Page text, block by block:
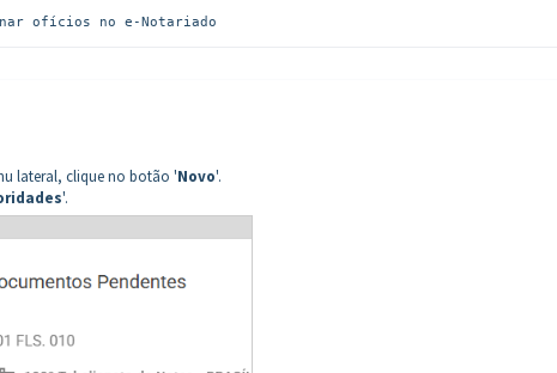
ofícios no e-Notariado
lateral, clique no botão 'Novo'.
'.